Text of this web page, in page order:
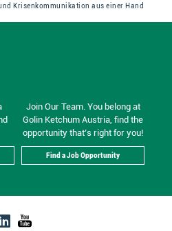
Krisenkommunikation aus einer Hand
Join Our Team. You belong at
Golin Ketchum Austria, find the
opportunity that’s right for you!
Find a Job Opportunity